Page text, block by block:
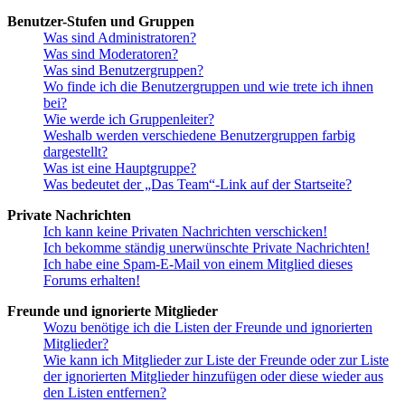
Benutzer-Stufen und Gruppen
Was sind Administratoren?
Was sind Moderatoren?
Was sind Benutzergruppen?
Wo finde ich die Benutzergruppen und wie trete ich ihnen
bei?
Wie werde ich Gruppenleiter?
Weshalb werden verschiedene Benutzergruppen farbig
dargestellt?
Was ist eine Hauptgruppe?
Was bedeutet der „Das Team“-Link auf der Startseite?
Private Nachrichten
Ich kann keine Privaten Nachrichten verschicken!
Ich bekomme ständig unerwünschte Private Nachrichten!
Ich habe eine Spam-E-Mail von einem Mitglied dieses
Forums erhalten!
Freunde und ignorierte Mitglieder
Wozu benötige ich die Listen der Freunde und ignorierten
Mitglieder?
Wie kann ich Mitglieder zur Liste der Freunde oder zur Liste
der ignorierten Mitglieder hinzufügen oder diese wieder aus
den Listen entfernen?